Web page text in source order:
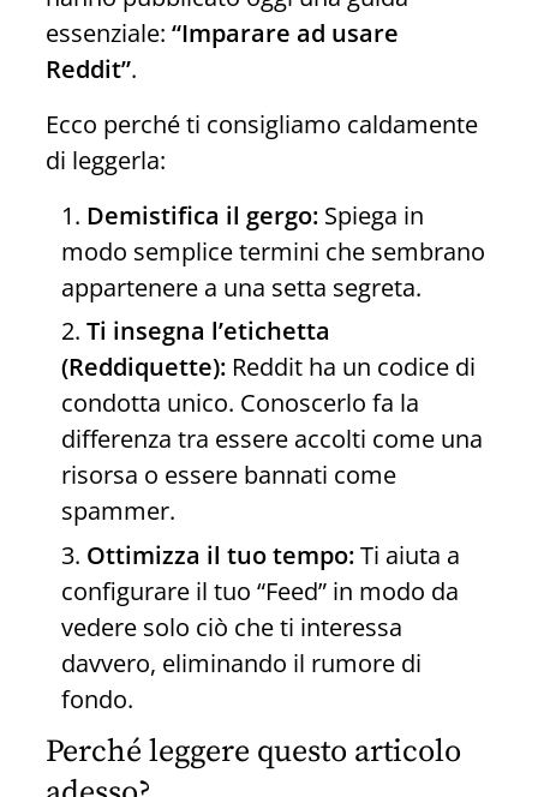
essenziale:“Imparare ad usare
Reddit”.
Ecco perché ti consigliamo caldamente
di leggerla:
Demistifica il gergo: Spiega in
modo semplice termini che sembrano
appartenere a una setta segreta.
Ti insegna l’etichetta
(Reddiquette): Reddit ha un codice di
condotta unico. Conoscerlo fa la
differenza tra essere accolti come una
risorsa o essere bannati come
spammer.
Ottimizza il tuo tempo:Ti aiuta a
configurare il tuo “Feed” in modo da
vedere solo ciò che ti interessa
davvero, eliminando il rumore di
fondo.
Perché leggere questo articolo